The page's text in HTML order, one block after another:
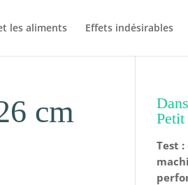
les aliments Effets indésirables
cm
Petit
Test :